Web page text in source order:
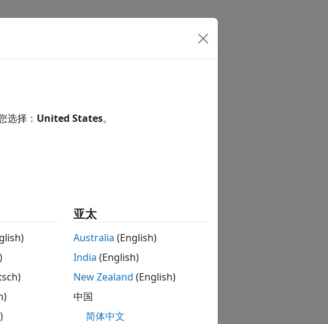
选择： United States。
亚太
Australia (English)
India (English)
New Zealand (English)
中国
简体中文